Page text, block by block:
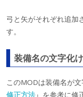
弓と矢がそれぞれ追加
す。
装備名の文字化
このMODは装備名が
修正方法』を参考に修